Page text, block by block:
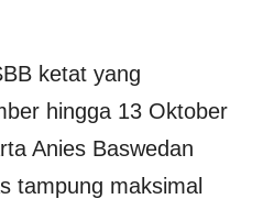
ketat yang
hingga 13 Oktober
Anies Baswedan
tampung maksimal